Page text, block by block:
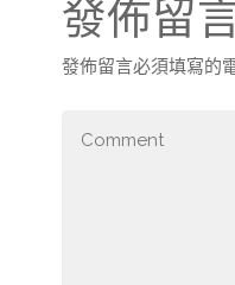
發佈留
發佈留言必須填寫的